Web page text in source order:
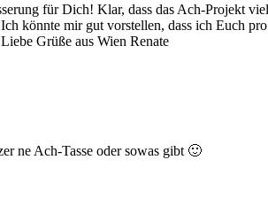
für Dich! Klar, dass das Ach-Projekt
könnte mir gut vorstellen, dass ich Euch
Grüße aus Wien Renate
ne Ach-Tasse oder sowas gibt 🙂